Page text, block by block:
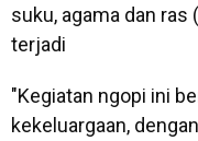
suku, agama dan ras
terjadi
"Kegiatan ngopi ini
kekeluargaan,